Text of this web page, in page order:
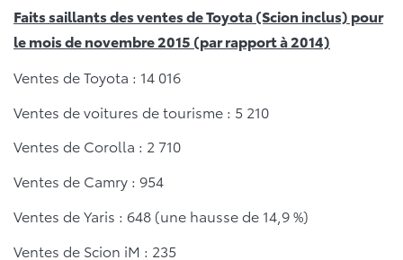
Faits saillants des ventes de Toyota (Scion inclus) pour
le mois de novembre 2015 (par rapport à 2014)
Ventes de Toyota : 14 016
Ventes de voitures de tourisme : 5 210
Ventes de Corolla : 2 710
Ventes de Camry : 954
Ventes de Yaris : 648 (une hausse de 14,9 %)
Ventes de Scion iM : 235